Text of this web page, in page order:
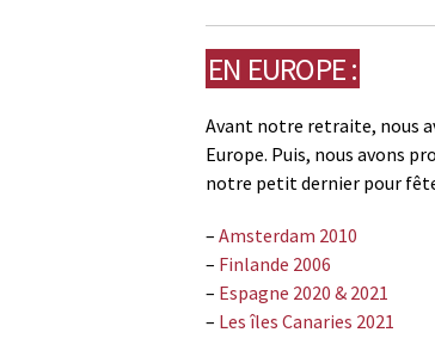
EN EUROPE :
Avant notre retraite, nous
Europe. Puis, nous avons
notre petit dernier pour
– Amsterdam 2010
– Finlande 2006
– Espagne 2020 & 2021
– Les îles Canaries 2021